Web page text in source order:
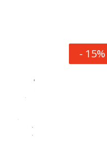
- 15%